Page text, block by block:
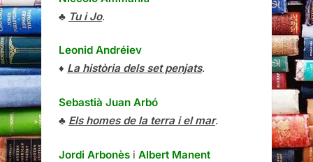
♣ Tu i Jo.
Leonid Andréiev
♦ La història dels set penjats.
Sebastià Juan Arbó
♣ Els homes de la terra i el mar.
Jordi Arbonès i Albert Manent